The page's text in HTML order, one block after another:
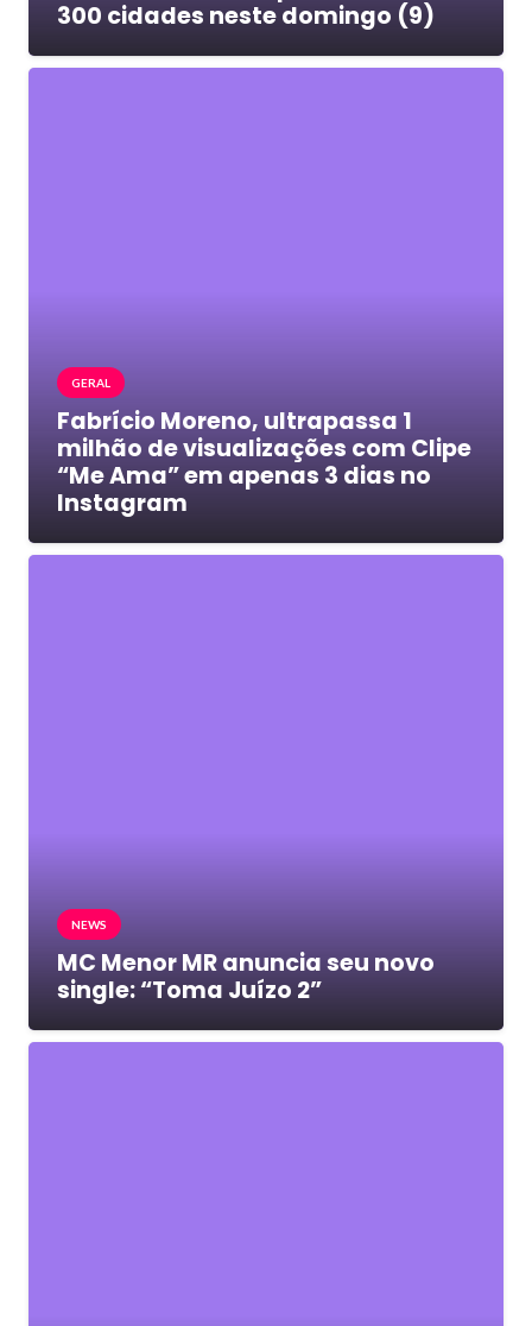
300 cidades neste domingo (9)
GERAL
Fabrício Moreno, ultrapassa 1
milhão de visualizações com Clipe
“Me Ama” em apenas 3 dias no
Instagram
NEWS
MC Menor MR anuncia seu novo
single: “Toma Juízo 2”